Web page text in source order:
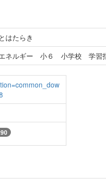
はたらき
ネルギー 小６ 小学校 学